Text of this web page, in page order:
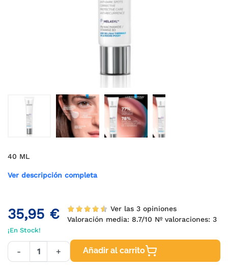
40 ML
Ver descripción completa
35,95 €
Ver las 3 opiniones
Valoración media: 8.7/10 Nº valoraciones: 3
¡En Stock!
- + Añadir al carrito